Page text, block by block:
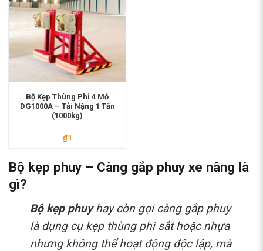
Bộ Kẹp Thùng Phi 4 Mỏ
DG1000A – Tải Nặng 1 Tấn
(1000kg)
₫1
Bộ kẹp phuy – Càng gắp phuy xe nâng là
gì?
Bộ kẹp phuyhay còn gọi càng gắp phuy
là dụng cụ kẹp thùng phi sắt hoặc nhựa
nhưng không thể hoạt động độc lập, mà